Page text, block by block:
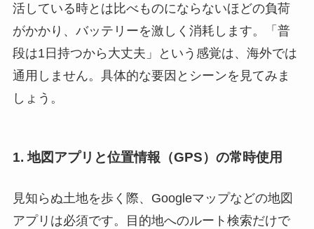
活している時とは比べものにならないほどの負荷
がかかり、バッテリーを激しく消耗します。「普
段は1日持つから大丈夫」という感覚は、海外では
通用しません。具体的な要因とシーンを見てみま
しょう。
1. 地図アプリと位置情報（GPS）の常時使用
見知らぬ土地を歩く際、Googleマップなどの地図
アプリは必須です。目的地へのルート検索だけで